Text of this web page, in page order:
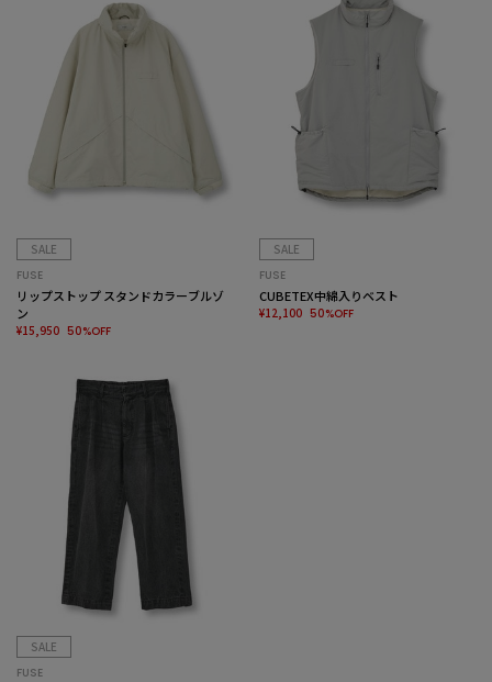
SALE
FUSE
リップストップ スタンドカラーブルゾ
ン
¥15,950 50%OFF
SALE
FUSE
CUBETEX中綿入りベスト
¥12,100 50%OFF
SALE
FUSE